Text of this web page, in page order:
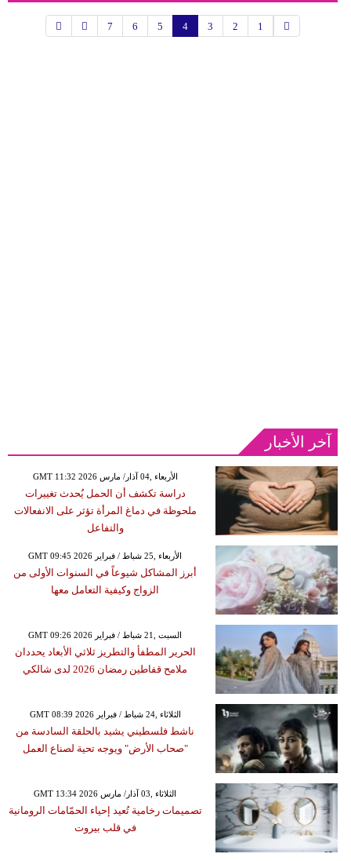
1
2
3
4
5
6
7
آخر الأخبار
GMT 11:32 2026 الأربعاء ,04 آذار/ مارس
دراسة تكشف أن الحمل يُحدث تغييرات
ملحوظة في دماغ المرأة تؤثر على الانفعالات
والتفاعل
GMT 09:45 2026 الأربعاء ,25 شباط / فبراير
أبرز المشاكل شيوعاً في السنوات الأولى من
الزواج وكيفية التعامل معها
GMT 09:26 2026 السبت ,21 شباط / فبراير
الحرير المطفأ والتطريز ثلاثي الأبعاد يحددان
ملامح قفاطين رمضان 2026 لدى شالكي
GMT 08:39 2026 الثلاثاء ,24 شباط / فبراير
ناشط فلسطيني يشيد بالحلقة السادسة من
"صحاب الأرض" ويوجه تحية لصناع العمل
GMT 13:34 2026 الثلاثاء ,03 آذار/ مارس
تصميمات رخامية تُعيد إحياء الحمّامات الرومانية
في قلب بيروت